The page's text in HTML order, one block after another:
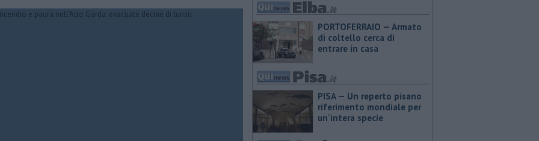
PORTOFERRAIO — Armato
di coltello cerca di
entrare in casa
PISA — Un reperto pisano
riferimento mondiale per
un'intera specie